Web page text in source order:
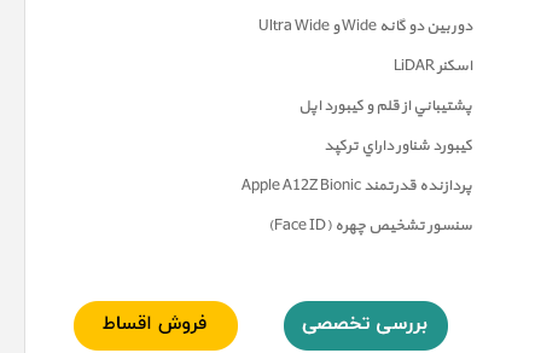
دوربين دو گانه Wide و Ultra Wide
اسکنر LiDAR
پشتيباني از قلم و کيبورد اپل
کيبورد شناور داراي ترکپد
پردازنده قدرتمند Apple A12Z Bionic
سنسور تشخيص چهره (Face ID)